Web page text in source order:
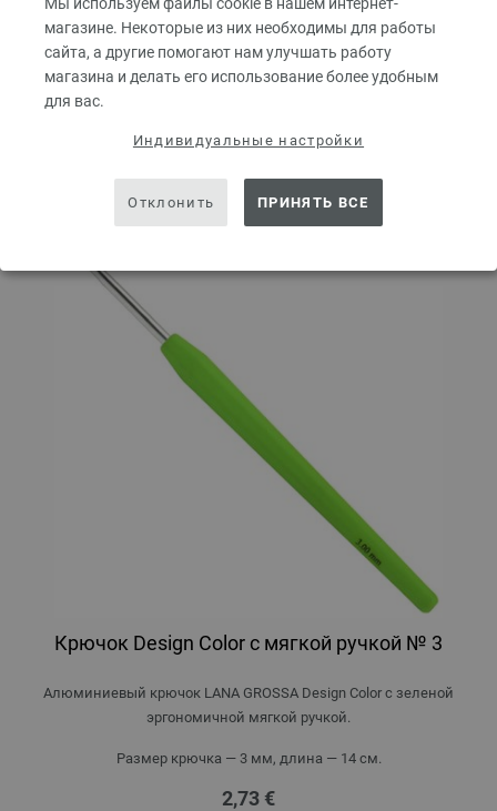
магазине. Некоторые из них необходимы для работы
сайта, а другие помогают нам улучшать работу
магазина и делать его использование более удобным
для вас.
Индивидуальные настройки
Отклонить ПРИНЯТЬ ВСЕ
В КОРЗИНУ
Крючок Design Color с мягкой ручкой № 3
Алюминиевый крючок LANA GROSSA Design Color с зеленой
эргономичной мягкой ручкой.
Размер крючка — 3 мм, длина — 14 см.
2,73 €